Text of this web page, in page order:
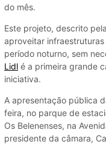
do mês.
Este projeto, descrito
aproveitar
período noturno, sem
Lidl é a primeira grande
iniciativa.
A apresentação pública
feira, no parque de
Os Belenenses, na
presidente da câmara,